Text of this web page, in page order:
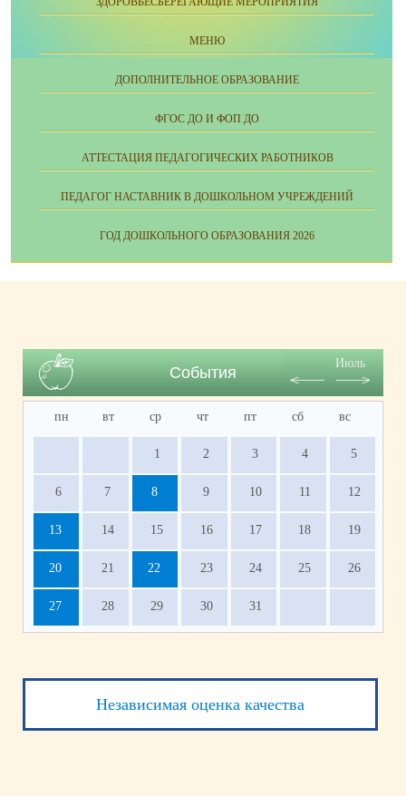
МЕНЮ
ДОПОЛНИТЕЛЬНОЕ ОБРАЗОВАНИЕ
ФГОС ДО И ФОП ДО
АТТЕСТАЦИЯ ПЕДАГОГИЧЕСКИХ РАБОТНИКОВ
ПЕДАГОГ НАСТАВНИК В ДОШКОЛЬНОМ УЧРЕЖДЕНИЙ
ГОД ДОШКОЛЬНОГО ОБРАЗОВАНИЯ 2026
События
Июль
пн вт ср чт пт сб вс
1 2 3 4 5
6 7 8 9 10 11 12
13 14 15 16 17 18 19
20 21 22 23 24 25 26
27 28 29 30 31
Независимая оценка качества